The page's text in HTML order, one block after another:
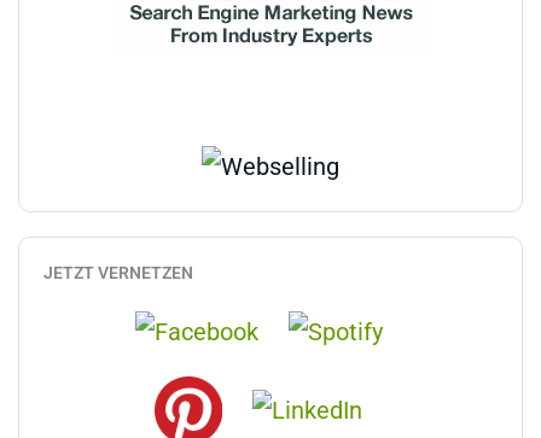
JETZT VERNETZEN